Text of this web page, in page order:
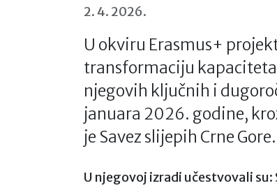
2. 4. 2026.
U okviru Erasmus+
transformaciju
njegovih ključnih i
januara 2026. godine,
je Savez slijepih Crne Gore.
U njegovoj izradi učestvovali